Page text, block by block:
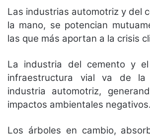
Las industrias automotriz y del
la mano, se potencian
las que más aportan a la crisis
La industria del cemento y
infraestructura vial va de
industria automotriz,
impactos ambientales negativos.
Los árboles en cambio,